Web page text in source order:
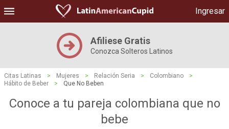
Ingresar
Afiliese Gratis
Conozca Solteros Latinos
Citas Latinas > Mujeres > Relación Seria > Colombiano
>
Hábito de Beber
> Que No Beben
Conoce a tu pareja colombiana que no
bebe